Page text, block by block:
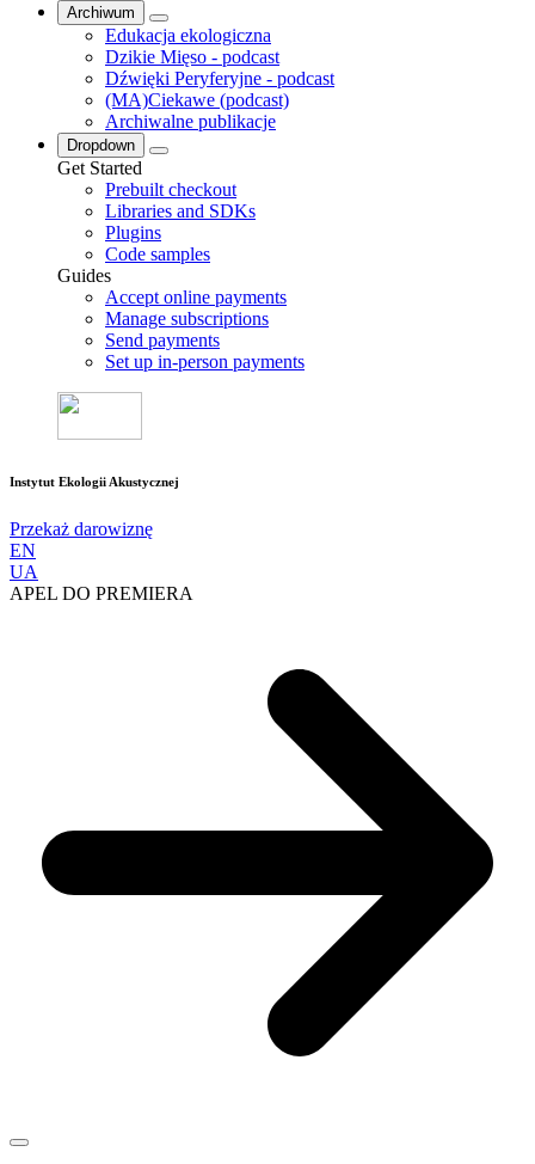
Archiwum
Edukacja ekologiczna
Dzikie Mięso - podcast
Dźwięki Peryferyjne - podcast
(MA)Ciekawe (podcast)
Archiwalne publikacje
Dropdown
Get Started
Prebuilt checkout
Libraries and SDKs
Plugins
Code samples
Guides
Accept online payments
Manage subscriptions
Send payments
Set up in-person payments
Instytut Ekologii Akustycznej
Przekaż darowiznę
EN
UA
APEL DO PREMIERA